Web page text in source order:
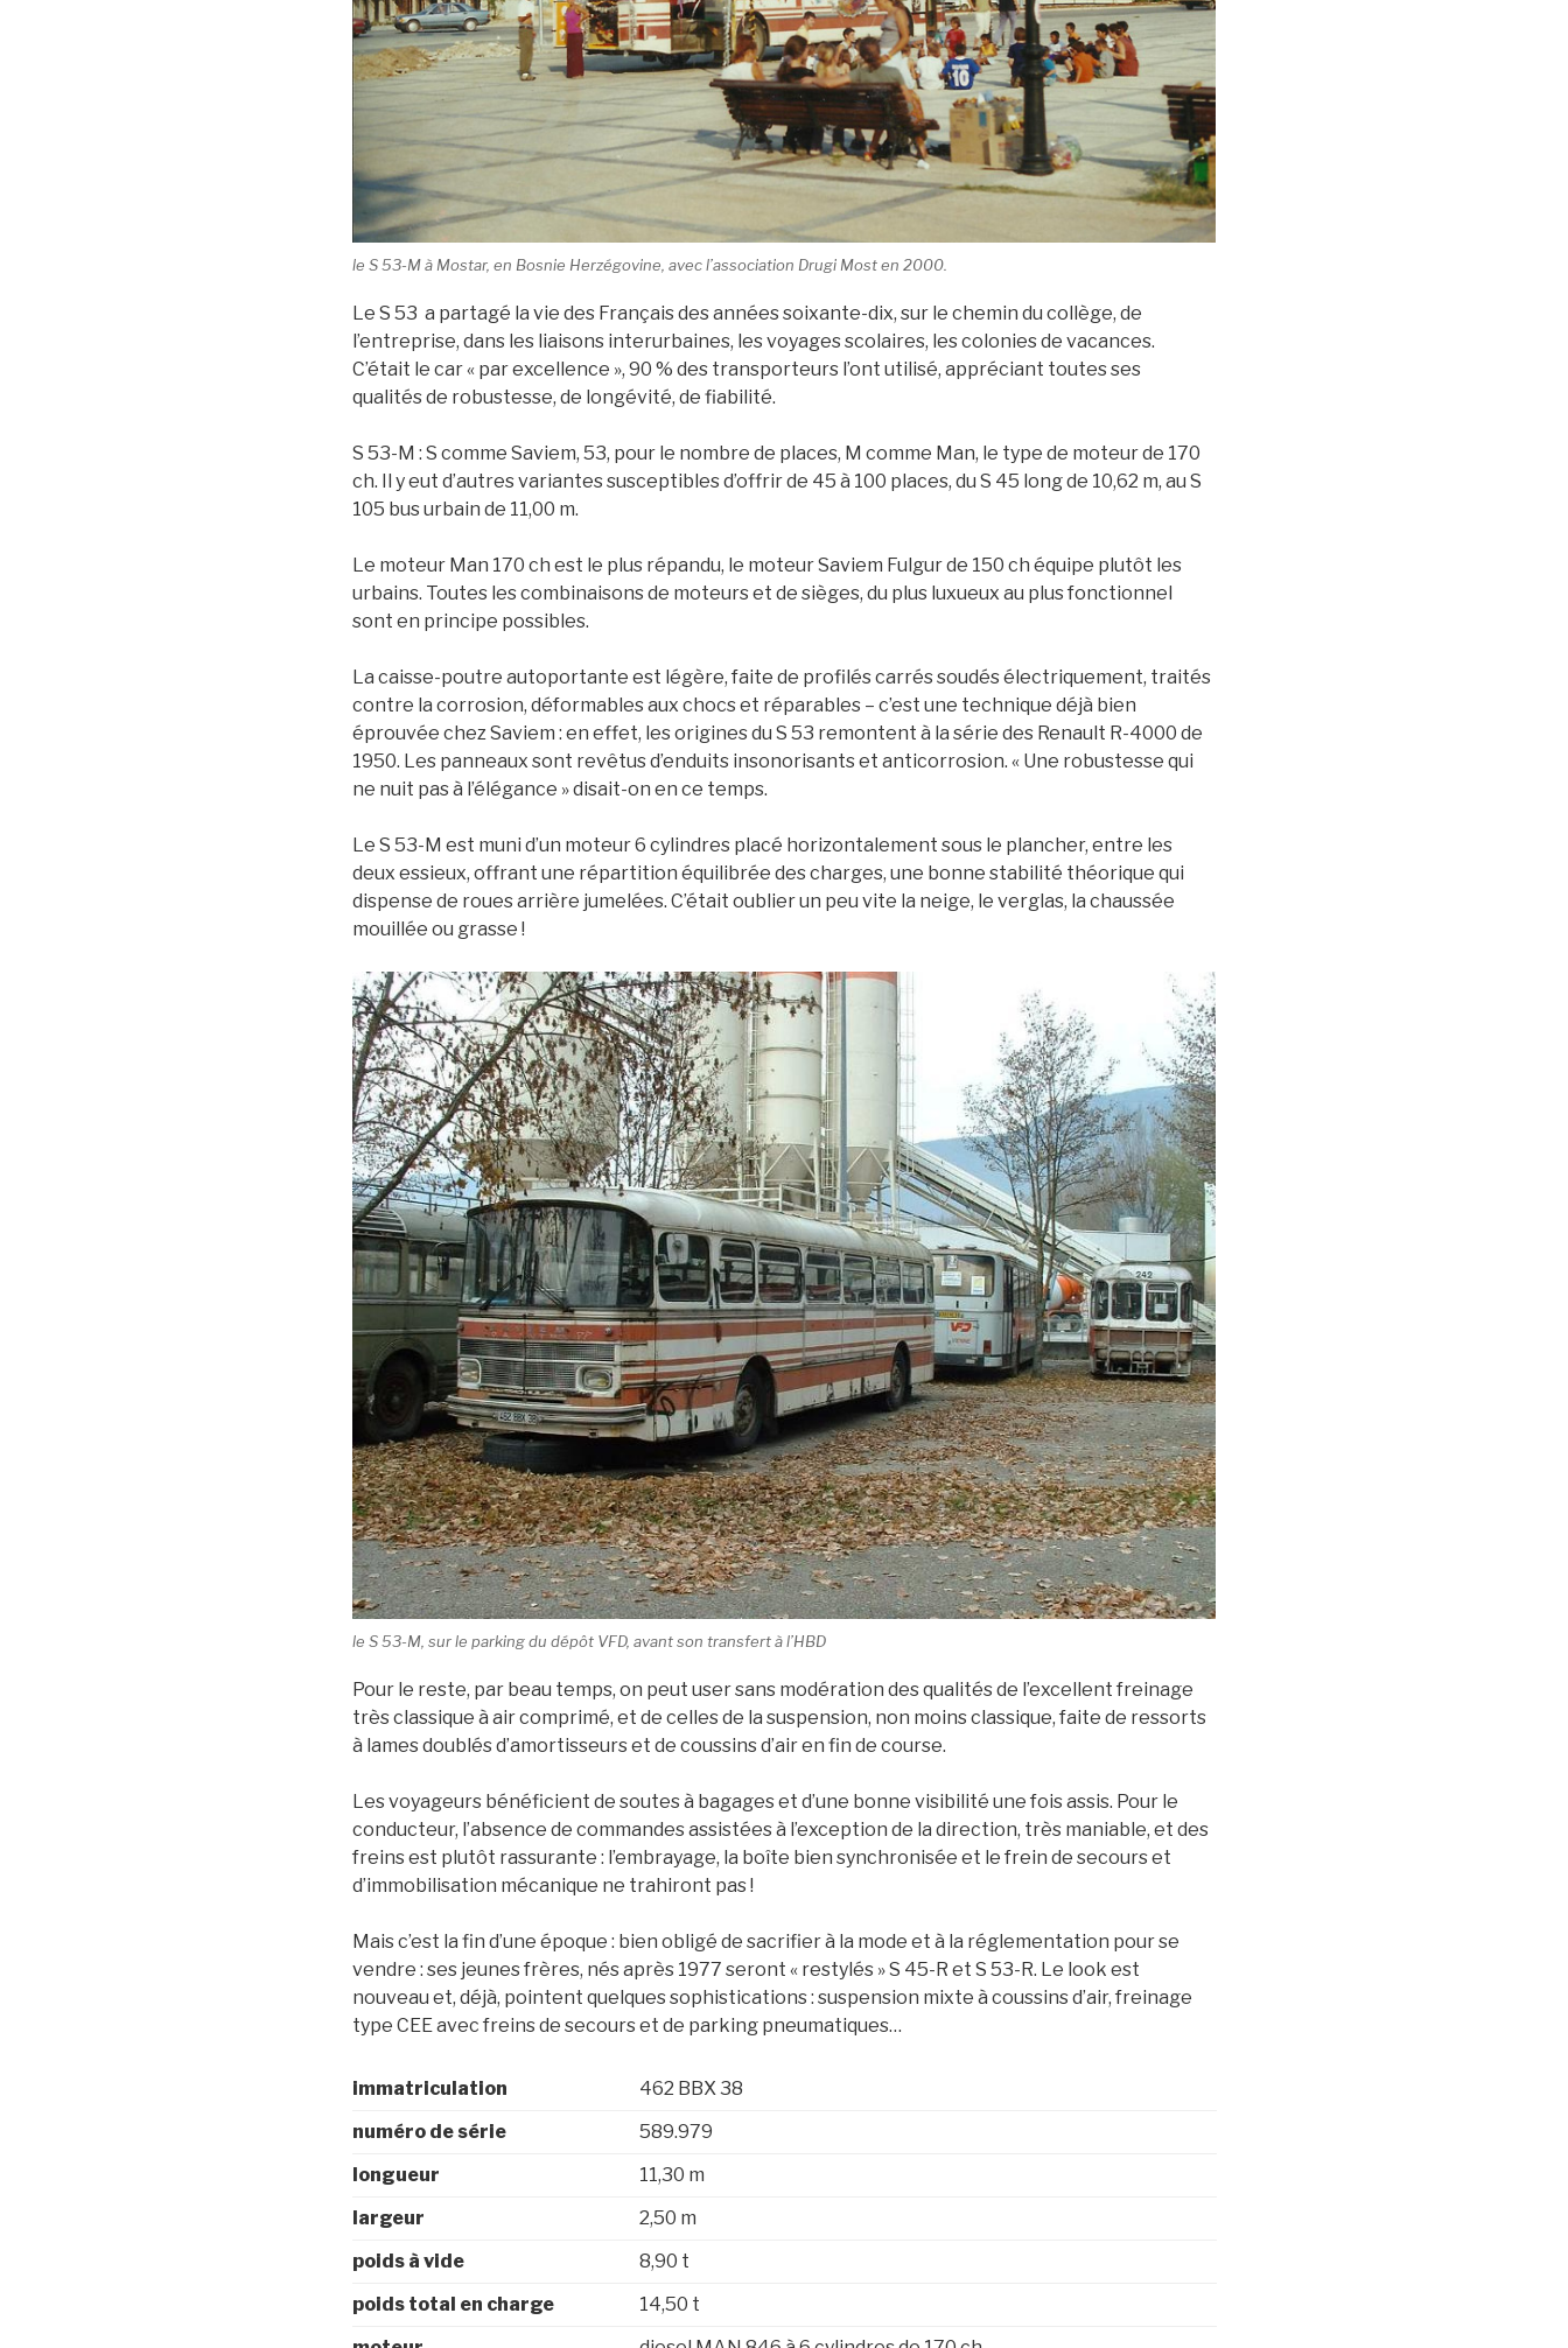
le S 53-M à Mostar, en Bosnie Herzégovine, avec l’association Drugi Most en 2000.
Le S 53 a partagé la vie des Français des années soixante-dix, sur le chemin du collège, de
l’entreprise, dans les liaisons interurbaines, les voyages scolaires, les colonies de vacances.
C’était le car « par excellence », 90 % des transporteurs l’ont utilisé, appréciant toutes ses
qualités de robustesse, de longévité, de fiabilité.
S 53-M : S comme Saviem, 53, pour le nombre de places, M comme Man, le type de moteur de 170
ch. Il y eut d’autres variantes susceptibles d’offrir de 45 à 100 places, du S 45 long de 10,62 m, au S
105 bus urbain de 11,00 m.
Le moteur Man 170 ch est le plus répandu, le moteur Saviem Fulgur de 150 ch équipe plutôt les
urbains. Toutes les combinaisons de moteurs et de sièges, du plus luxueux au plus fonctionnel
sont en principe possibles.
La caisse-poutre autoportante est légère, faite de profilés carrés soudés électriquement, traités
contre la corrosion, déformables aux chocs et réparables – c’est une technique déjà bien
éprouvée chez Saviem : en effet, les origines du S 53 remontent à la série des Renault R-4000 de
1950. Les panneaux sont revêtus d’enduits insonorisants et anticorrosion. « Une robustesse qui
ne nuit pas à l’élégance » disait-on en ce temps.
Le S 53-M est muni d’un moteur 6 cylindres placé horizontalement sous le plancher, entre les
deux essieux, offrant une répartition équilibrée des charges, une bonne stabilité théorique qui
dispense de roues arrière jumelées. C’était oublier un peu vite la neige, le verglas, la chaussée
mouillée ou grasse !
le S 53-M, sur le parking du dépôt VFD, avant son transfert à l’HBD
Pour le reste, par beau temps, on peut user sans modération des qualités de l’excellent freinage
très classique à air comprimé, et de celles de la suspension, non moins classique, faite de ressorts
à lames doublés d’amortisseurs et de coussins d’air en fin de course.
Les voyageurs bénéficient de soutes à bagages et d’une bonne visibilité une fois assis. Pour le
conducteur, l’absence de commandes assistées à l’exception de la direction, très maniable, et des
freins est plutôt rassurante : l’embrayage, la boîte bien synchronisée et le frein de secours et
d’immobilisation mécanique ne trahiront pas !
Mais c’est la fin d’une époque : bien obligé de sacrifier à la mode et à la réglementation pour se
vendre : ses jeunes frères, nés après 1977 seront « restylés » S 45-R et S 53-R. Le look est
nouveau et, déjà, pointent quelques sophistications : suspension mixte à coussins d’air, freinage
type CEE avec freins de secours et de parking pneumatiques…
immatriculation
462 BBX 38
numéro de série
589.979
longueur
11,30 m
largeur
2,50 m
poids à vide
8,90 t
poids total en charge
14,50 t